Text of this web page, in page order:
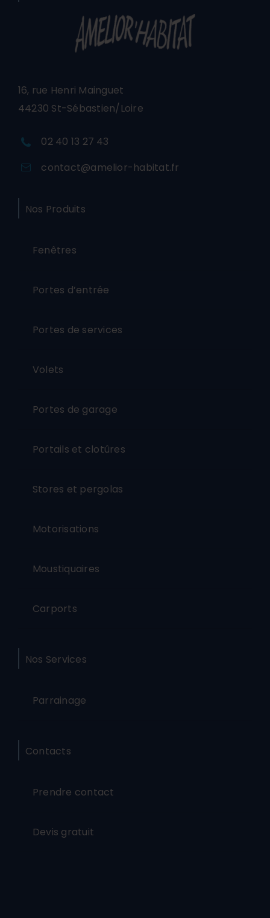
16, rue Henri Mainguet
44230 St-Sébastien/Loire
02 40 13 27 43
contact@amelior-habitat.fr
Nos Produits
Fenêtres
Portes d’entrée
Portes de services
Volets
Portes de garage
Portails et clotûres
Stores et pergolas
Motorisations
Moustiquaires
Carports
Nos Services
Parrainage
Contacts
Prendre contact
Devis gratuit